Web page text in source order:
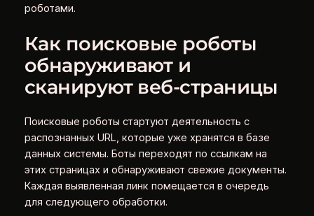
роботами.
Как поисковые роботы
обнаруживают и
сканируют веб‑страницы
Поисковые роботы стартуют деятельность с
распознанных URL, которые уже хранятся в базе
данных системы. Боты переходят по ссылкам на
этих страницах и обнаруживают свежие документы.
Каждая выявленная линк помещается в очередь
для следующего обработки.